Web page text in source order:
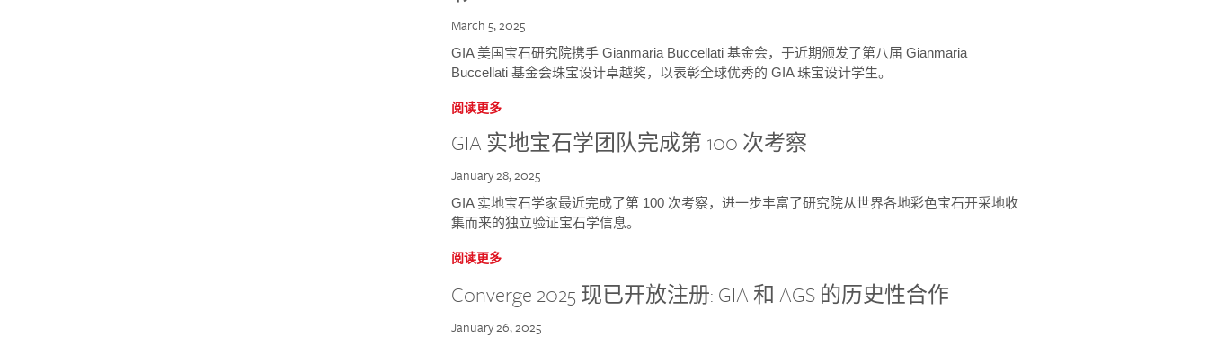
March 5, 2025
GIA 美国宝石研究院携手 Gianmaria Buccellati 基金会，于近期颁发了第八届 Gianmaria
Buccellati 基金会珠宝设计卓越奖，以表彰全球优秀的 GIA 珠宝设计学生。
阅读更多
GIA 实地宝石学团队完成第 100 次考察
January 28, 2025
GIA 实地宝石学家最近完成了第 100 次考察，进一步丰富了研究院从世界各地彩色宝石开采地收
集而来的独立验证宝石学信息。
阅读更多
Converge 2025 现已开放注册: GIA 和 AGS 的历史性合作
January 26, 2025